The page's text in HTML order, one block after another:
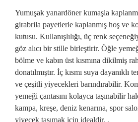
Yumuşak yanardöner kumaşla
girabrila payetlerle kaplanmış hoş ve
kutusu. Kullanışlılığı, üç renk
göz alıcı bir stille birleştirir. Öğle
bölme ve kabın üst kısmına dikilmiş
donatılmıştır. İç kısmı suya dayanıklı
ve çeşitli yiyecekleri barındırabilir.
yemeği çantasını kolayca taşınabilir
kampa, kreşe, deniz kenarına, spor
yiyecek taşımak için idealdir. .